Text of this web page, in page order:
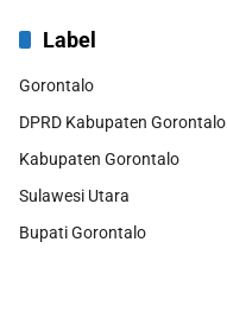
Label
Gorontalo
DPRD Kabupaten Gorontalo
Kabupaten Gorontalo
Sulawesi Utara
Bupati Gorontalo